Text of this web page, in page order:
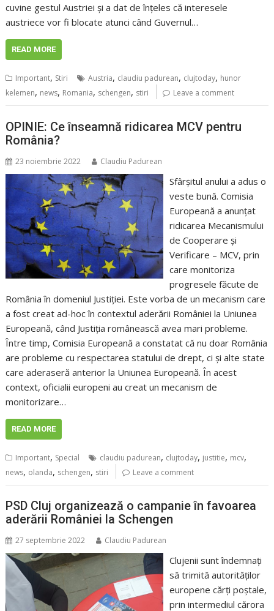
cuvine gestul Austriei și a dat de înțeles că interesele
austriece vor fi blocate atunci când Guvernul…
READ MORE
Important, Stiri Austria, claudiu padurean, clujtoday, hunor
kelemen, news, Romania, schengen, stiri Leave a comment
OPINIE: Ce înseamnă ridicarea MCV pentru
România?
23 noiembrie 2022 Claudiu Padurean
Sfârșitul anului a adus o
veste bună. Comisia
Europeană a anunțat
ridicarea Mecanismului
de Cooperare și
Verificare – MCV, prin
care monitoriza
progresele făcute de
România în domeniul Justiției. Este vorba de un mecanism care
a fost creat ad-hoc în contextul aderării României la Uniunea
Europeană, când Justiția românească avea mari probleme.
Între timp, Comisia Europeană a constatat că nu doar România
are probleme cu respectarea statului de drept, ci și alte state
care aderaseră anterior la Uniunea Europeană. În acest
context, oficialii europeni au creat un mecanism de
monitorizare…
READ MORE
Important, Special claudiu padurean, clujtoday, justitie, mcv,
news, olanda, schengen, stiri Leave a comment
PSD Cluj organizează o campanie în favoarea
aderării României la Schengen
27 septembrie 2022 Claudiu Padurean
Clujenii sunt îndemnați
să trimită autorităților
europene cărți poștale,
prin intermediul cărora